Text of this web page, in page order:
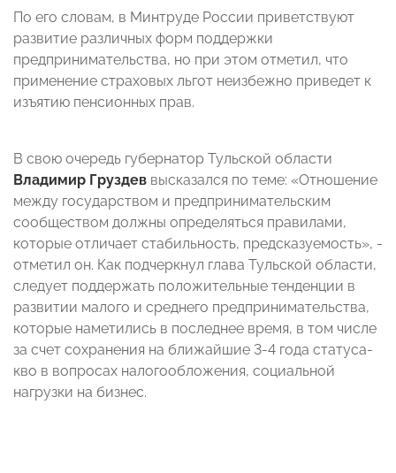
По его словам, в Минтруде России приветствуют
развитие различных форм поддержки
предпринимательства, но при этом отметил, что
применение страховых льгот неизбежно приведет к
изъятию пенсионных прав.
В свою очередь губернатор Тульской области
Владимир Груздев высказался по теме: «Отношение
между государством и предпринимательским
сообществом должны определяться правилами,
которые отличает стабильность, предсказуемость», -
отметил он. Как подчеркнул глава Тульской области,
следует поддержать положительные тенденции в
развитии малого и среднего предпринимательства,
которые наметились в последнее время, в том числе
за счет сохранения на ближайшие 3-4 года статуса-
кво в вопросах налогообложения, социальной
нагрузки на бизнес.